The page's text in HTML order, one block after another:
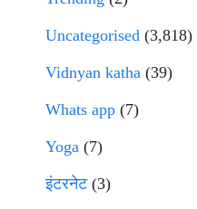
Uncategorised (3,818)
Vidnyan katha (39)
Whats app (7)
Yoga (7)
इंटरनेट(3)